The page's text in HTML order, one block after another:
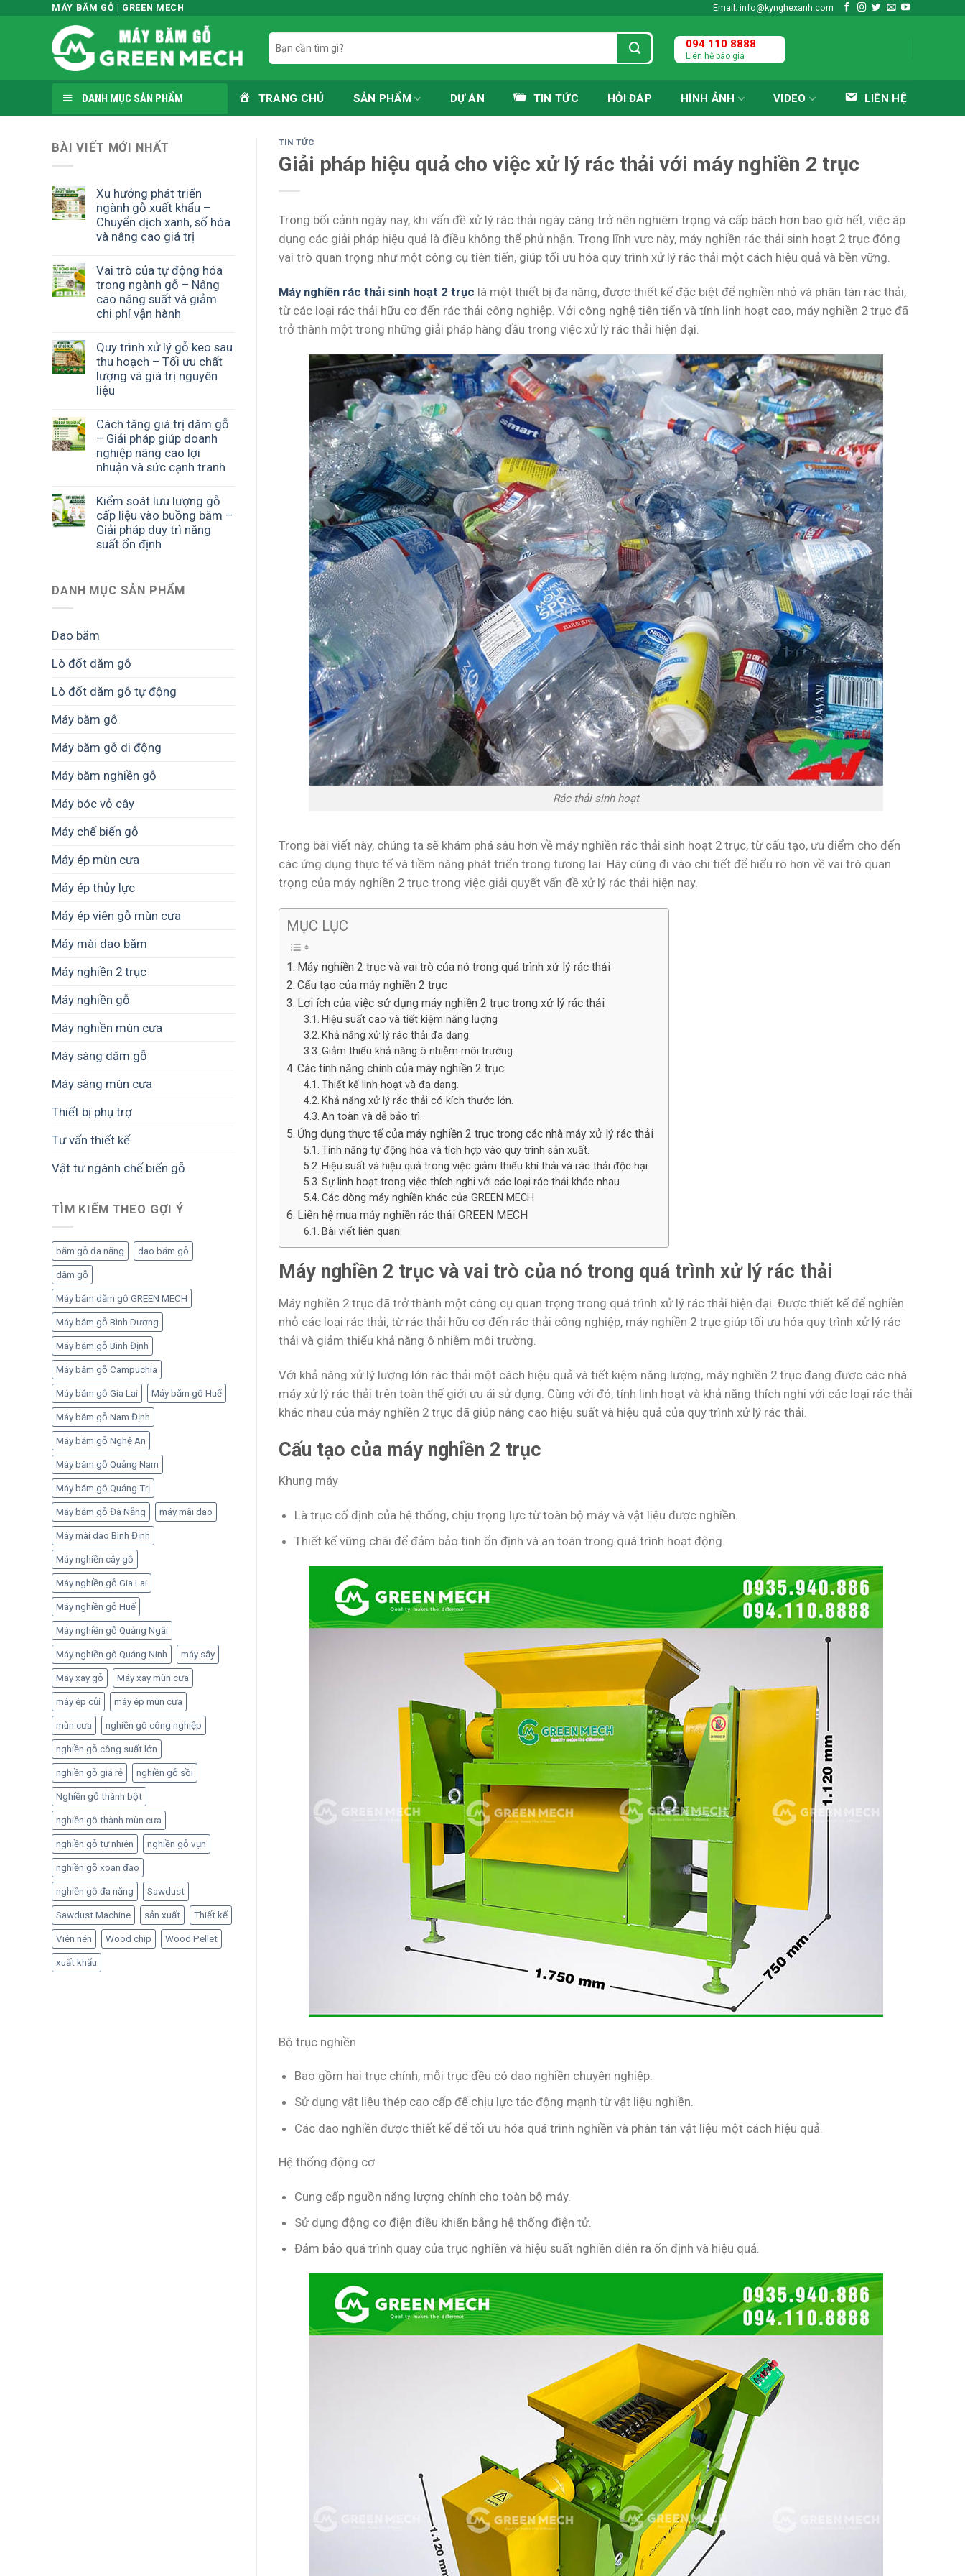
MÁY BĂM GỖ | GREEN MECH Email: info@kynghexanh.com
Tìm
kiếm:
094 110 8888
Liên hệ báo giá
DANH MỤC SẢN PHẨM TRANG CHỦ SẢN PHẨM DỰ ÁN TIN TỨC HỎI ĐÁP HÌNH ẢNH VIDEO LIÊN HỆ
BÀI VIẾT MỚI NHẤT
Xu hướng phát triển
ngành gỗ xuất khẩu –
Chuyển dịch xanh, số hóa
và nâng cao giá trị
Vai trò của tự động hóa
trong ngành gỗ – Nâng
cao năng suất và giảm
chi phí vận hành
Quy trình xử lý gỗ keo sau
thu hoạch – Tối ưu chất
lượng và giá trị nguyên
liệu
Cách tăng giá trị dăm gỗ
– Giải pháp giúp doanh
nghiệp nâng cao lợi
nhuận và sức cạnh tranh
Kiểm soát lưu lượng gỗ
cấp liệu vào buồng băm –
Giải pháp duy trì năng
suất ổn định
DANH MỤC SẢN PHẨM
Dao băm
Lò đốt dăm gỗ
Lò đốt dăm gỗ tự động
Máy băm gỗ
Máy băm gỗ di động
Máy băm nghiền gỗ
Máy bóc vỏ cây
Máy chế biến gỗ
Máy ép mùn cưa
Máy ép thủy lực
Máy ép viên gỗ mùn cưa
Máy mài dao băm
Máy nghiền 2 trục
Máy nghiền gỗ
Máy nghiền mùn cưa
Máy sàng dăm gỗ
Máy sàng mùn cưa
Thiết bị phụ trợ
Tư vấn thiết kế
Vật tư ngành chế biến gỗ
TÌM KIẾM THEO GỢI Ý
băm gỗ đa năng dao băm gỗ
dăm gỗ
Máy băm dăm gỗ GREEN MECH
Máy băm gỗ Bình Dương
Máy băm gỗ Bình Định
Máy băm gỗ Campuchia
Máy băm gỗ Gia Lai Máy băm gỗ Huế
Máy băm gỗ Nam Định
Máy băm gỗ Nghệ An
Máy băm gỗ Quảng Nam
Máy băm gỗ Quảng Trị
Máy băm gỗ Đà Nẵng máy mài dao
Máy mài dao Bình Định
Máy nghiền cây gỗ
Máy nghiền gỗ Gia Lai
Máy nghiền gỗ Huế
Máy nghiền gỗ Quảng Ngãi
Máy nghiền gỗ Quảng Ninh máy sấy
Máy xay gỗ Máy xay mùn cưa
máy ép củi máy ép mùn cưa
mùn cưa nghiền gỗ công nghiệp
nghiền gỗ công suất lớn
nghiền gỗ giá rẻ nghiền gỗ sồi
Nghiền gỗ thành bột
nghiền gỗ thành mùn cưa
nghiền gỗ tự nhiên nghiền gỗ vụn
nghiền gỗ xoan đào
nghiền gỗ đa năng Sawdust
Sawdust Machine sản xuất Thiết kế
Viên nén Wood chip Wood Pellet
xuất khẩu
TIN TỨC
Giải pháp hiệu quả cho việc xử lý rác thải với máy nghiền 2 trục
Trong bối cảnh ngày nay, khi vấn đề xử lý rác thải ngày càng trở nên nghiêm trọng và cấp bách hơn bao giờ hết, việc áp
dụng các giải pháp hiệu quả là điều không thể phủ nhận. Trong lĩnh vực này, máy nghiền rác thải sinh hoạt 2 trục đóng
vai trò quan trọng như một công cụ tiên tiến, giúp tối ưu hóa quy trình xử lý rác thải một cách hiệu quả và bền vững.
Máy nghiền rác thải sinh hoạt 2 trục là một thiết bị đa năng, được thiết kế đặc biệt để nghiền nhỏ và phân tán rác thải,
từ các loại rác thải hữu cơ đến rác thải công nghiệp. Với công nghệ tiên tiến và tính linh hoạt cao, máy nghiền 2 trục đã
trở thành một trong những giải pháp hàng đầu trong việc xử lý rác thải hiện đại.
Rác thải sinh hoạt
Trong bài viết này, chúng ta sẽ khám phá sâu hơn về máy nghiền rác thải sinh hoạt 2 trục, từ cấu tạo, ưu điểm cho đến
các ứng dụng thực tế và tiềm năng phát triển trong tương lai. Hãy cùng đi vào chi tiết để hiểu rõ hơn về vai trò quan
trọng của máy nghiền 2 trục trong việc giải quyết vấn đề xử lý rác thải hiện nay.
MỤC LỤC
Máy nghiền 2 trục và vai trò của nó trong quá trình xử lý rác thải
Cấu tạo của máy nghiền 2 trục
Lợi ích của việc sử dụng máy nghiền 2 trục trong xử lý rác thải
Hiệu suất cao và tiết kiệm năng lượng
Khả năng xử lý rác thải đa dạng.
Giảm thiểu khả năng ô nhiễm môi trường.
Các tính năng chính của máy nghiền 2 trục
Thiết kế linh hoạt và đa dạng.
Khả năng xử lý rác thải có kích thước lớn.
An toàn và dễ bảo trì.
Ứng dụng thực tế của máy nghiền 2 trục trong các nhà máy xử lý rác thải
Tính năng tự động hóa và tích hợp vào quy trình sản xuất.
Hiệu suất và hiệu quả trong việc giảm thiểu khí thải và rác thải độc hại.
Sự linh hoạt trong việc thích nghi với các loại rác thải khác nhau.
Các dòng máy nghiền khác của GREEN MECH
Liên hệ mua máy nghiền rác thải GREEN MECH
Bài viết liên quan:
Máy nghiền 2 trục và vai trò của nó trong quá trình xử lý rác thải
Máy nghiền 2 trục đã trở thành một công cụ quan trọng trong quá trình xử lý rác thải hiện đại. Được thiết kế để nghiền
nhỏ các loại rác thải, từ rác thải hữu cơ đến rác thải công nghiệp, máy nghiền 2 trục giúp tối ưu hóa quy trình xử lý rác
thải và giảm thiểu khả năng ô nhiễm môi trường.
Với khả năng xử lý lượng lớn rác thải một cách hiệu quả và tiết kiệm năng lượng, máy nghiền 2 trục đang được các nhà
máy xử lý rác thải trên toàn thế giới ưu ái sử dụng. Cùng với đó, tính linh hoạt và khả năng thích nghi với các loại rác thải
khác nhau của máy nghiền 2 trục đã giúp nâng cao hiệu suất và hiệu quả của quy trình xử lý rác thải.
Cấu tạo của máy nghiền 2 trục
Khung máy
Là trục cố định của hệ thống, chịu trọng lực từ toàn bộ máy và vật liệu được nghiền.
Thiết kế vững chãi để đảm bảo tính ổn định và an toàn trong quá trình hoạt động.
Bộ trục nghiền
Bao gồm hai trục chính, mỗi trục đều có dao nghiền chuyên nghiệp.
Sử dụng vật liệu thép cao cấp để chịu lực tác động mạnh từ vật liệu nghiền.
Các dao nghiền được thiết kế để tối ưu hóa quá trình nghiền và phân tán vật liệu một cách hiệu quả.
Hệ thống động cơ
Cung cấp nguồn năng lượng chính cho toàn bộ máy.
Sử dụng động cơ điện điều khiển bằng hệ thống điện tử.
Đảm bảo quá trình quay của trục nghiền và hiệu suất nghiền diễn ra ổn định và hiệu quả.